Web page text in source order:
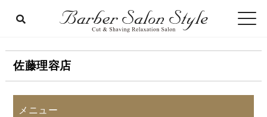
佐藤理容店
メニュー